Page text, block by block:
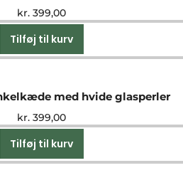
kr.399,00
Tilføj til kurv
med hvide glasperler
kr.399,00
Tilføj til kurv